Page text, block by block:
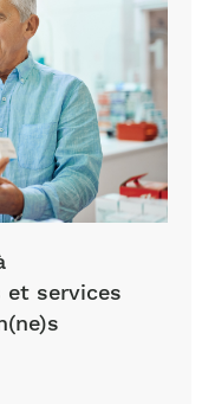
et services